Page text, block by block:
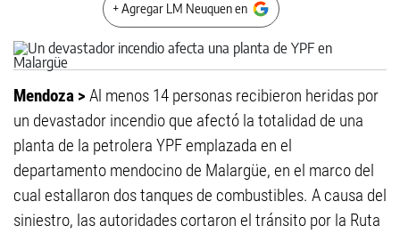
+ Agregar LM Neuquen en
Mendoza > Al menos 14 personas recibieron heridas por
un devastador incendio que afectó la totalidad de una
planta de la petrolera YPF emplazada en el
departamento mendocino de Malargüe, en el marco del
cual estallaron dos tanques de combustibles. A causa del
siniestro, las autoridades cortaron el tránsito por la Ruta